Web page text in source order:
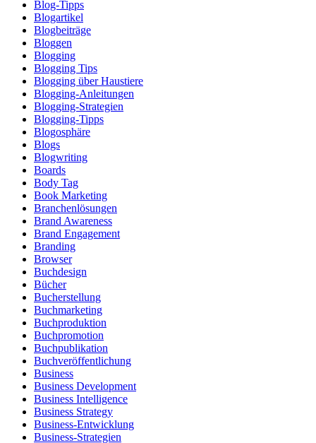
Blog-Tipps
Blogartikel
Blogbeiträge
Bloggen
Blogging
Blogging Tips
Blogging über Haustiere
Blogging-Anleitungen
Blogging-Strategien
Blogging-Tipps
Blogosphäre
Blogs
Blogwriting
Boards
Body Tag
Book Marketing
Branchenlösungen
Brand Awareness
Brand Engagement
Branding
Browser
Buchdesign
Bücher
Bucherstellung
Buchmarketing
Buchproduktion
Buchpromotion
Buchpublikation
Buchveröffentlichung
Business
Business Development
Business Intelligence
Business Strategy
Business-Entwicklung
Business-Strategien